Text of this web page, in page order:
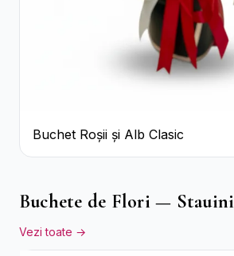
Buchet Roșii și Alb Clasic
Buchete de Flori — Stauini
Vezi toate →